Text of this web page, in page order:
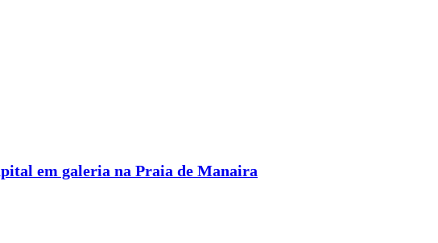
em galeria na Praia de Manaira